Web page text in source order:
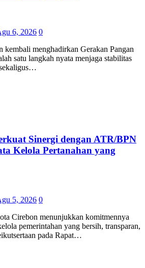
6, 2026 0
kembali menghadirkan Gerakan Pangan
satu langkah nyata menjaga stabilitas
Sinergi dengan ATR/BPN
Kelola Pertanahan yang
5, 2026 0
Cirebon menunjukkan komitmennya
pemerintahan yang bersih, transparan,
pada Rapat…